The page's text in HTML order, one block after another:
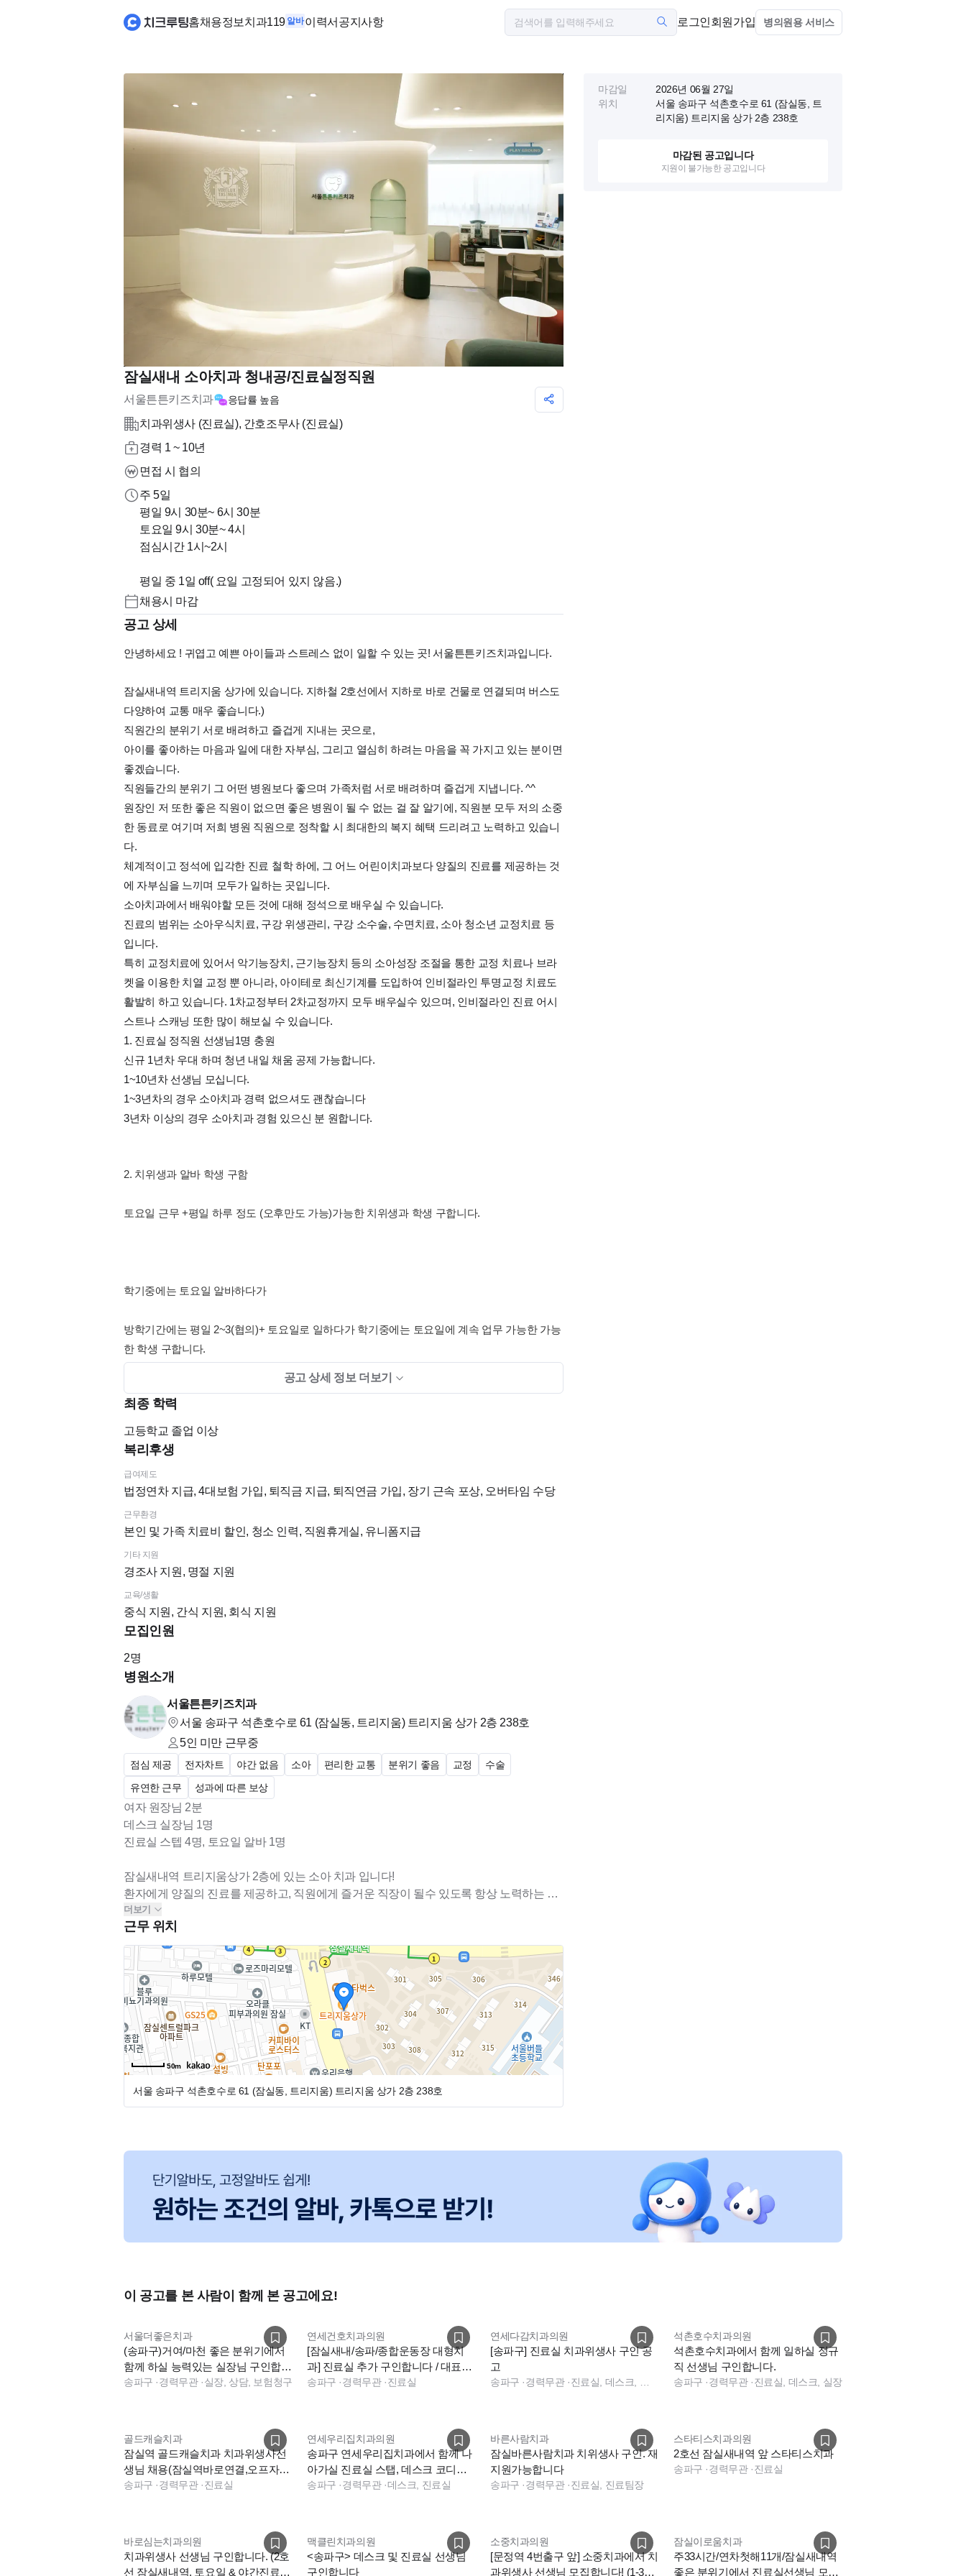
홈채용정보 치과119 알바이력서 공지사항 로그인회원가입 병의원용 서비스
잠실새내 소아치과 청내공/진료실정직원
서울튼튼키즈치과 응답률 높음
치과위생사 (진료실), 간호조무사 (진료실)
경력 1 ~ 10년
면접 시 협의
주 5일
평일 9시 30분~ 6시 30분
토요일 9시 30분~ 4시
점심시간 1시~2시
평일 중 1일 off( 요일 고정되어 있지 않음.)
채용시 마감
공고 상세
안녕하세요 ! 귀엽고 예쁜 아이들과 스트레스 없이 일할 수 있는 곳! 서울튼튼키즈치과입니다.
잠실새내역 트리지움 상가에 있습니다. 지하철 2호선에서 지하로 바로 건물로 연결되며 버스도
다양하여 교통 매우 좋습니다.)
직원간의 분위기 서로 배려하고 즐겁게 지내는 곳으로,
아이를 좋아하는 마음과 일에 대한 자부심, 그리고 열심히 하려는 마음을 꼭 가지고 있는 분이면
좋겠습니다.
직원들간의 분위기 그 어떤 병원보다 좋으며 가족처럼 서로 배려하며 즐겁게 지냅니다. ^^
원장인 저 또한 좋은 직원이 없으면 좋은 병원이 될 수 없는 걸 잘 알기에, 직원분 모두 저의 소중
한 동료로 여기며 저희 병원 직원으로 정착할 시 최대한의 복지 혜택 드리려고 노력하고 있습니
다.
체계적이고 정석에 입각한 진료 철학 하에, 그 어느 어린이치과보다 양질의 진료를 제공하는 것
에 자부심을 느끼며 모두가 일하는 곳입니다.
소아치과에서 배워야할 모든 것에 대해 정석으로 배우실 수 있습니다.
진료의 범위는 소아우식치료, 구강 위생관리, 구강 소수술, 수면치료, 소아 청소년 교정치료 등
입니다.
특히 교정치료에 있어서 악기능장치, 근기능장치 등의 소아성장 조절을 통한 교정 치료나 브라
켓을 이용한 치열 교정 뿐 아니라, 아이테로 최신기계를 도입하여 인비절라인 투명교정 치료도
활발히 하고 있습니다. 1차교정부터 2차교정까지 모두 배우실수 있으며, 인비절라인 진료 어시
스트나 스캐닝 또한 많이 해보실 수 있습니다.
1. 진료실 정직원 선생님1명 충원
신규 1년차 우대 하며 청년 내일 채움 공제 가능합니다.
1~10년차 선생님 모십니다.
1~3년차의 경우 소아치과 경력 없으셔도 괜찮습니다
3년차 이상의 경우 소아치과 경험 있으신 분 원합니다.
2. 치위생과 알바 학생 구함
토요일 근무 +평일 하루 정도 (오후만도 가능)가능한 치위생과 학생 구합니다.
학기중에는 토요일 알바하다가
방학기간에는 평일 2~3(협의)+ 토요일로 일하다가 학기중에는 토요일에 계속 업무 가능한 가능
한 학생 구합니다.
장기적으로 토요일에 일해줄 수 있으면 좋겠습니다.
어시스트 잘 할 수 있도록 정석대로 차근차근 가르쳐 드리기 때문에 경력 없어도 배우려는 마음
이면 충분 합니다!
< 근무 조건 >
- 청년내일채움공제 가능
- 연차 15일 자유롭게 사용
- 점심식사 제공(병원카드로 사먹음)
- 인센티브 있음
- 오버타임 거의 없으나 오버타임시 수당 칼지급
- 경조사비, 명절비 지급
- 간호복 맞춰드림
- 주5일 (평일1일 오프, 요일 자유롭게 조정가능)
- 야간진료없음
- 장기근속시 보너스 있음(근속 년수에 따라 50~250만원)
- 퇴직연금 가입
- 매주 토요일 스타벅스 음료 제공
- 간식비 제공
-------------------------------------------------------------------------
급여는 면접 후 최대한 맞춰드리도록 하겠습니다.
이력서 먼저 치크루팅으로 보내주시고 이력서 보냈다고 문자주시면 전화드려서 면접 약속 잡아
드리겠습니다.
궁금하신 점은 02 470 2179 (치과 데스크 전화)로 전화주시거나 또는 01090810599 (문자) 로 언
제든 문의주세요. 소중한 인연 기대하겠습니다. *^^*
공고 상세 정보 더보기
최종 학력
고등학교 졸업 이상
복리후생
급여제도
법정연차 지급, 4대보험 가입, 퇴직금 지급, 퇴직연금 가입, 장기 근속 포상, 오버타임 수당
근무환경
본인 및 가족 치료비 할인, 청소 인력, 직원휴게실, 유니폼지급
기타 지원
경조사 지원, 명절 지원
교육/생활
중식 지원, 간식 지원, 회식 지원
모집인원
2명
병원소개
서울튼튼키즈치과
서울 송파구 석촌호수로 61 (잠실동, 트리지움) 트리지움 상가 2층 238호
5인 미만 근무중
점심 제공 전자차트 야간 없음 소아 편리한 교통 분위기 좋음 교정
수술
유연한 근무
성과에 따른 보상
여자 원장님 2분
데스크 실장님 1명
진료실 스텝 4명, 토요일 알바 1명
잠실새내역 트리지움상가 2층에 있는 소아 치과 입니다!
환자에게 양질의 진료를 제공하고, 직원에게 즐거운 직장이 될수 있도록 항상 노력하는 곳
입니다.
직원들 간의 분위기 매우 좋아 가족처럼 지내고 있으며 귀엽고 예쁜 아이들과 함께 하는 즐
거운 치과입니다.
더보기
근무 위치
50m
서울 송파구 석촌호수로 61 (잠실동, 트리지움) 트리지움 상가 2층 238호
마감일
2026년 06월 27일
위치
서울 송파구 석촌호수로 61 (잠실동, 트
리지움) 트리지움 상가 2층 238호
마감된 공고입니다
지원이 불가능한 공고입니다
이 공고를 본 사람이 함께 본 공고에요!
서울더좋은치과
(송파구)거여/마천 좋은 분위기에서
함께 하실 능력있는 실장님 구인합니
다
송파구 ·경력무관·실장, 상담, 보험청구
연세건호치과의원
[잠실새내/송파/종합운동장 대형치
과] 진료실 추가 구인합니다 / 대표원
장 2인 진료
송파구 ·경력무관·진료실
연세다감치과의원
[송파구] 진료실 치과위생사 구인 공
고
송파구 ·경력무관·
석촌호수치과의원
석촌호수치과에서 함께 일하실 정규
직 선생님 구인합니다.
송파구 ·경력무관·진료실, 데스크, 실장
골드캐슬치과
잠실역 골드캐슬치과 치과위생사선
생님 채용(잠실역바로연결,오프자
유)
송파구 ·경력무관·진료실
연세우리집치과의원
송파구 연세우리집치과에서 함께 나
아가실 진료실 스탭, 데스크 코디네
이터 구인 합니다.
송파구 ·경력무관·데스크, 진료실
바른사람치과
잠실바른사람치과 치위생사 구인. 재
지원가능합니다
송파구 ·경력무관·진료실, 진료팀장
스타티스치과의원
2호선 잠실새내역 앞 스타티스치과
송파구 ·경력무관·진료실
바로심는치과의원
치과위생사 선생님 구인합니다. (2호
선 잠실새내역, 토요일 & 야간진료
맥클린치과의원
<송파구> 데스크 및 진료실 선생님
구인합니다
소중치과의원
[문정역 4번출구 앞] 소중치과에서 치
과위생사 선생님 모집합니다! (1-3년
잠실이로움치과
주33시간/연차첫해11개/잠실새내역
좋은 분위기에서 진료실선생님 모십